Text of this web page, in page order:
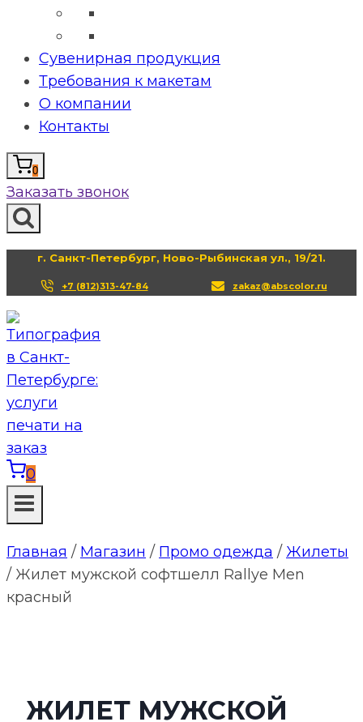
Сувенирная продукция
Требования к макетам
О компании
Контакты
0
Заказать звонок
г. Санкт-Петербург, Ново-Рыбинская ул., 19/21.
+7 (812)313-47-84 zakaz@abscolor.ru
0
Главная / Магазин / Промо одежда / Жилеты
/ Жилет мужской софтшелл Rallye Men
красный
ЖИЛЕТ МУЖСКОЙ